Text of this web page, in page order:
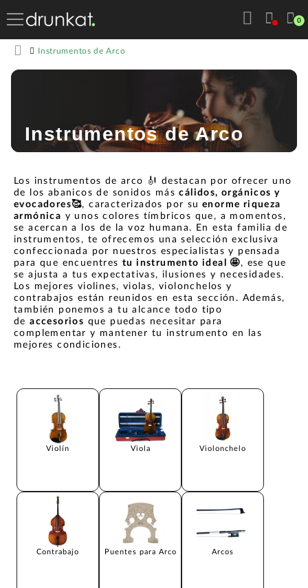
0
Instrumentos de Arco
Instrumentos de Arco
Los instrumentos de arco 🎻 destacan por ofrecer uno
de los abanicos de sonidos máscálidos, orgánicos y
evocadores🥰, caracterizados por su enorme riqueza
armónica y unos colores tímbricos que, a momentos,
se acercan a los de la voz humana. En esta familia de
instrumentos, te ofrecemos una selección exclusiva
confeccionada por nuestros especialistas y pensada
para que encuentres tu instrumento ideal 🤩, ese que
se ajusta a tus expectativas, ilusiones y necesidades.
Los mejores violines, violas, violonchelos y
contrabajos están reunidos en esta sección. Además,
también ponemos a tu alcance todo tipo
deaccesorios que puedas necesitar para
complementar y mantener tu instrumento en las
mejores condiciones.
Violín Viola Violonchelo
Contrabajo Puentes para Arco Arcos